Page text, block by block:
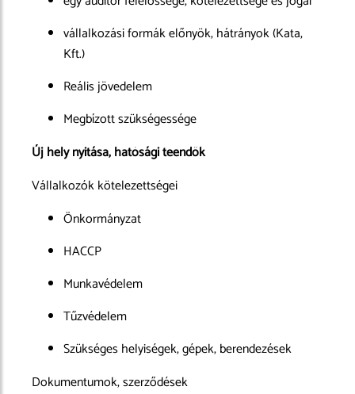
vállalkozási formák előnyök, hátrányok (Kata,
Kft.)
Reális jövedelem
Megbízott szükségessége
Új hely nyitása, hatósági teendők
Vállalkozók kötelezettségei
Önkormányzat
HACCP
Munkavédelem
Tűzvédelem
Szükséges helyiségek, gépek, berendezések
Dokumentumok, szerződések